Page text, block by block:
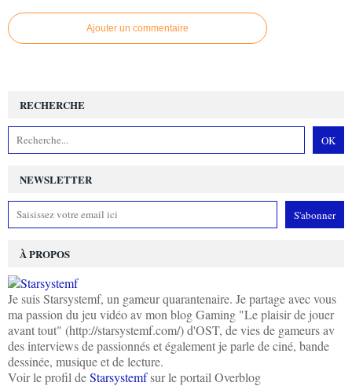
Ajouter un commentaire
NEWSLETTER
RECHERCHE
À PROPOS
Je suis Starsystemf, un gameur quarantenaire. Je partage avec vous
ma passion du jeu vidéo av mon blog Gaming "Le plaisir de jouer
avant tout" (http://starsystemf.com/) d'OST, de vies de gameurs av
des interviews de passionnés et également je parle de ciné, bande
dessinée, musique et de lecture.
Voir le profil deStarsystemfsur le portail Overblog